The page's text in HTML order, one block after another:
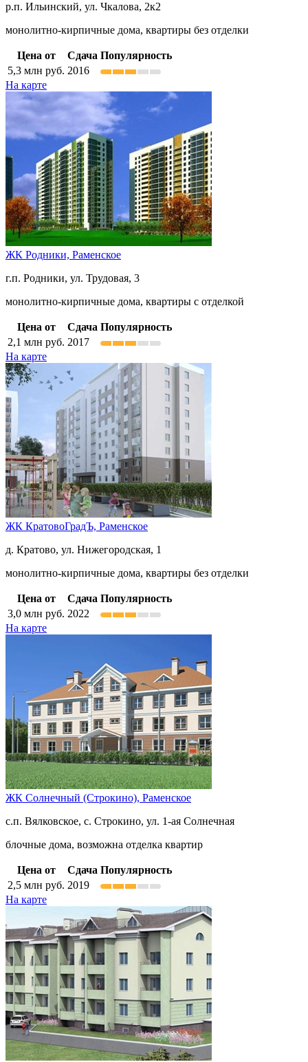
р.п. Ильинский, ул. Чкалова, 2к2
монолитно-кирпичные дома, квартиры без отделки
Цена от Сдача Популярность
5,3 млн руб. 2016
На карте
ЖК Родники, Раменское
г.п. Родники, ул. Трудовая, 3
монолитно-кирпичные дома, квартиры с отделкой
Цена от Сдача Популярность
2,1 млн руб. 2017
На карте
ЖК КратовоГрадЪ, Раменское
д. Кратово, ул. Нижегородская, 1
монолитно-кирпичные дома, квартиры без отделки
Цена от Сдача Популярность
3,0 млн руб. 2022
На карте
ЖК Солнечный (Строкино), Раменское
с.п. Вялковское, с. Строкино, ул. 1-ая Солнечная
блочные дома, возможна отделка квартир
Цена от Сдача Популярность
2,5 млн руб. 2019
На карте